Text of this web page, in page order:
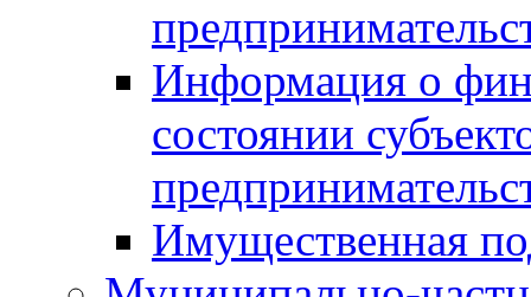
Информация о
состоянии
Имущественная